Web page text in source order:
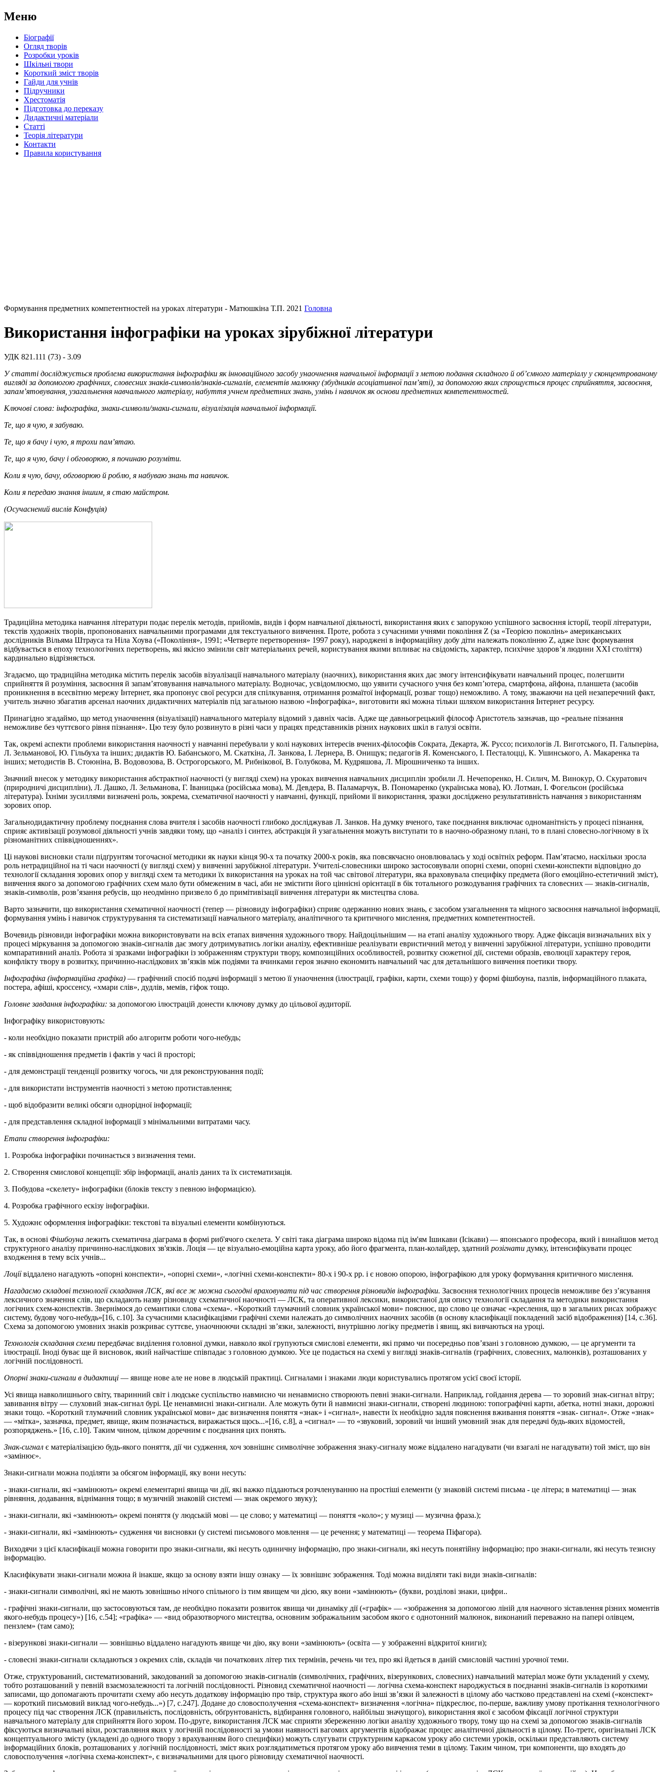
Меню
Біографії
Огляд творів
Розробки уроків
Шкільні твори
Короткий зміст творів
Гайди для учнів
Підручники
Хрестоматія
Підготовка до переказу
Дидактичні матеріали
Статті
Теорія літератури
Контакти
Правила користування
Формування предметних компетентностей на уроках літератури - Матюшкіна Т.П. 2021 Головна
Використання інфографіки на уроках зірубіжної літератури
УДК 821.111 (73) - 3.09
У статті досліджується проблема використання інфографіки як інноваційного засобу унаочнення навчальної інформації з метою подання складного й об’ємного матеріалу у сконцентрованому
вигляді за допомогою графічних, словесних знаків-символів/знаків-сигналів, елементів малюнку (збудників асоціативної пам’яті), за допомогою яких спрощується процес сприйняття, засвоєння,
запам’ятовування, узагальнення навчального матеріалу, набуття учнем предметних знань, умінь і навичок як основи предметних компетентностей.
Ключові слова: інфографіка, знаки-символи/знаки-сигнали, візуалізація навчальної інформації.
Те, що я чую, я забуваю.
Те, що я бачу і чую, я трохи пам’ятаю.
Те, що я чую, бачу і обговорюю, я починаю розуміти.
Коли я чую, бачу, обговорюю й роблю, я набуваю знань та навичок.
Коли я передаю знання іншим, я стаю майстром.
(Осучаснений вислів Конфуція)
Традиційна методика навчання літератури подає перелік методів, прийомів, видів і форм навчальної діяльності, використання яких є запорукою успішного засвоєння історії, теорії літератури,
текстів художніх творів, пропонованих навчальними програмами для текстуального вивчення. Проте, робота з сучасними учнями покоління Z (за «Теорією поколінь» американських
дослідників Вільяма Штрауса та Ніла Хоува («Покоління», 1991; «Четверте перетворення» 1997 року), народжені в інформаційну добу діти належать поколінню Z, адже їхнє формування
відбувається в епоху технологічних перетворень, які якісно змінили світ матеріальних речей, користування якими впливає на свідомість, характер, психічне здоров’я людини ХХІ століття)
кардинально відрізняється.
Згадаємо, що традиційна методика містить перелік засобів візуалізації навчального матеріалу (наочних), використання яких дає змогу інтенсифікувати навчальний процес, полегшити
сприйняття й розуміння, засвоєння й запам’ятовування навчального матеріалу. Водночас, усвідомлюємо, що уявити сучасного учня без комп’ютера, смартфона, айфона, планшета (засобів
проникнення в всесвітню мережу Інтернет, яка пропонує свої ресурси для спілкування, отримання розмаїтої інформації, розваг тощо) неможливо. А тому, зважаючи на цей незаперечний факт,
учитель значно збагатив арсенал наочних дидактичних матеріалів під загальною назвою «Інфографіка», виготовити які можна тільки шляхом використання Інтернет ресурсу.
Принагідно згадаймо, що метод унаочнення (візуалізації) навчального матеріалу відомий з давніх часів. Адже ще давньогрецький філософ Аристотель зазначав, що «реальне пізнання
неможливе без чуттєвого рівня пізнання». Цю тезу було розвинуто в різні часи у працях представників різних наукових шкіл в галузі освіти.
Так, окремі аспекти проблеми використання наочності у навчанні перебували у колі наукових інтересів вчених-філософів Сократа, Декарта, Ж. Руссо; психологів Л. Виготського, П. Гальперіна,
Л. Зельманової, Ю. Гільбуха та інших; дидактів Ю. Бабанського, М. Скаткіна, Л. Занкова, І. Лернера, В. Онищук; педагогів Я. Коменського, І. Песталоцці, К. Ушинського, A. Макаренка та
інших; методистів В. Стоюніна, В. Водовозова, B. Острогорського, М. Рибнікової, В. Голубкова, М. Кудряшова, Л. Мірошниченко та інших.
Значний внесок у методику використання абстрактної наочності (у вигляді схем) на уроках вивчення навчальних дисциплін зробили Л. Нечепоренко, Н. Силич, М. Винокур, О. Скуратович
(природничі дисципліни), Л. Дашко, Л. Зельманова, Г. Іваницька (російська мова), М. Девдера, В. Паламарчук, В. Пономаренко (українська мова), Ю. Лотман, І. Фогельсон (російська
література). Їхніми зусиллями визначені роль, зокрема, схематичної наочності у навчанні, функції, прийоми її використання, зразки досліджено результативність навчання з використанням
зорових опор.
Загальнодидактичну проблему поєднання слова вчителя і засобів наочності глибоко досліджував Л. Занков. На думку вченого, таке поєднання виключає одноманітність у процесі пізнання,
сприяє активізації розумової діяльності учнів завдяки тому, що «аналіз і синтез, абстракція й узагальнення можуть виступати то в наочно-образному плані, то в плані словесно-логічному в їх
різноманітних співвідношеннях».
Ці наукові висновки стали підґрунтям тогочасної методики як науки кінця 90-х та початку 2000-х років, яка повсякчасно оновлювалась у ході освітніх реформ. Пам’ятаємо, наскільки зросла
роль нетрадиційної на ті часи наочності (у вигляді схем) у вивченні зарубіжної літератури. Учителі-словесники широко застосовували опорні схеми, опорні схеми-конспекти відповідно до
технології складання зорових опор у вигляді схем та методики їх використання на уроках на той час світової літератури, яка враховувала специфіку предмета (його емоційно-естетичний зміст),
вивчення якого за допомогою графічних схем мало бути обмеженим в часі, аби не змістити його ціннісні орієнтації в бік тотального розкодування графічних та словесних — знаків-сигналів,
знаків-символів, розв’язання ребусів, що неодмінно призвело б до примітивізації вивчення літератури як мистецтва слова.
Варто зазначити, що використання схематичної наочності (тепер — різновиду інфографіки) сприяє одержанню нових знань, є засобом узагальнення та міцного засвоєння навчальної інформації,
формування умінь і навичок структурування та систематизації навчального матеріалу, аналітичного та критичного мислення, предметних компетентностей.
Вочевидь різновиди інфографіки можна використовувати на всіх етапах вивчення художнього твору. Найдоцільнішим — на етапі аналізу художнього твору. Адже фіксація визначальних віх у
процесі міркування за допомогою знаків-сигналів дає змогу дотримуватись логіки аналізу, ефективніше реалізувати евристичний метод у вивченні зарубіжної літератури, успішно проводити
компаративний аналіз. Робота зі зразками інфографіки із зображенням структури твору, композиційних особливостей, розвитку сюжетної дії, системи образів, еволюції характеру героя,
конфлікту твору в розвитку, причинно-наслідкових зв’язків між подіями та вчинками героя значно економить навчальний час для детальнішого вивчення поетики твору.
Інфографіка (інформаційна графіка) — графічний спосіб подачі інформації з метою її унаочнення (ілюстрації, графіки, карти, схеми тощо) у формі фішбоуна, пазлів, інформаційного плаката,
постера, афіші, кроссенсу, «хмари слів», дудлів, мемів, гіфок тощо.
Головне завдання інфографіки: за допомогою ілюстрацій донести ключову думку до цільової аудиторії.
Інфографіку використовують:
- коли необхідно показати пристрій або алгоритм роботи чого-небудь;
- як співвідношення предметів і фактів у часі й просторі;
- для демонстрації тенденції розвитку чогось, чи для реконструювання події;
- для використати інструментів наочності з метою протиставлення;
- щоб відобразити великі обсяги однорідної інформації;
- для представлення складної інформації з мінімальними витратами часу.
Етапи створення інфографіки:
1. Розробка інфографіки починається з визначення теми.
2. Створення смислової концепції: збір інформації, аналіз даних та їх систематизація.
3. Побудова «скелету» інфографіки (блоків тексту з певною інформацією).
4. Розробка графічного ескізу інфографіки.
5. Художнє оформлення інфографіки: текстові та візуальні елементи комбінуються.
Так, в основі Фішбоуна лежить схематична діаграма в формі риб'ячого скелета. У світі така діаграма широко відома під ім'ям Ішикави (Ісікави) — японського професора, який і винайшов метод
структурного аналізу причинно-наслідкових зв'язків. Лоція — це візуально-емоційна карта уроку, або його фрагмента, план-колайдер, здатний розігнати думку, інтенсифікувати процес
входження в тему всіх учнів...
Лоціївіддалено нагадують «опорні конспекти», «опорні схеми», «логічні схеми-конспекти» 80-х і 90-х рр. і є новою опорою, інфографікою для уроку формування критичного мислення.
Нагадаємо складові технології складання ЛСК, які все ж можна сьогодні враховувати під час створення різновидів інфографіки. Засвоєння технологічних процесів неможливе без з’ясування
лексичного значення слів, що складають назву різновиду схематичної наочності — ЛСК, та оперативної лексики, використаної для опису технології складання та методики використання
логічних схем-конспектів. Звернімося до семантики слова «схема». «Короткий тлумачний словник української мови» пояснює, що слово це означає «креслення, що в загальних рисах зображує
систему, будову чого-небудь»[16, с.10]. За сучасними класифікаціями графічні схеми належать до символічних наочних засобів (в основу класифікації покладений засіб відображення) [14, с.36].
Схема за допомогою умовних знаків розкриває суттєве, унаочнюючи складні зв’язки, залежності, внутрішню логіку предметів і явищ, які вивчаються на уроці.
Технологія складання схеми передбачає виділення головної думки, навколо якої групуються смислові елементи, які прямо чи посередньо пов’язані з головною думкою, — це аргументи та
ілюстрації. Іноді буває ще й висновок, який найчастіше співпадає з головною думкою. Усе це подається на схемі у вигляді знаків-сигналів (графічних, словесних, малюнків), розташованих у
логічній послідовності.
Опорні знаки-сигнали в дидактиці — явище нове але не нове в людській практиці. Сигналами і знаками люди користувались протягом усієї своєї історії.
Усі явища навколишнього світу, тваринний світ і людське суспільство навмисно чи ненавмисно створюють певні знаки-сигнали. Наприклад, гойдання дерева — то зоровий знак-сигнал вітру;
завивання вітру — слуховий знак-сигнал бурі. Це ненавмисні знаки-сигнали. Але можуть бути й навмисні знаки-сигнали, створені людиною: топографічні карти, абетка, нотні знаки, дорожні
знаки тощо. «Короткий тлумачний словник української мови» дає визначення поняття «знак» і «сигнал», навести їх необхідно задля пояснення вживання поняття «знак- сигнал». Отже «знак»
— «мітка», зазначка, предмет, явище, яким позначається, виражається щось...»[16, с.8], а «сигнал» — то «звуковий, зоровий чи інший умовний знак для передачі будь-яких відомостей,
розпоряджень.» [16, с.10]. Таким чином, цілком доречним є поєднання цих понять.
Знак-сигнал є матеріалізацією будь-якого поняття, дії чи судження, хоч зовнішнє символічне зображення знаку-сигналу може віддалено нагадувати (чи взагалі не нагадувати) той зміст, що він
«замінює».
Знаки-сигнали можна поділяти за обсягом інформації, яку вони несуть:
- знаки-сигнали, які «замінюють» окремі елементарні явища чи дії, які важко піддаються розчленуванню на простіші елементи (у знаковій системі письма - це літера; в математиці — знак
рівняння, додавання, віднімання тощо; в музичній знаковій системі — знак окремого звуку);
- знаки-сигнали, які «замінюють» окремі поняття (у людській мові — це слово; у математиці — поняття «коло»; у музиці — музична фраза.);
- знаки-сигнали, які «замінюють» судження чи висновки (у системі письмового мовлення — це речення; у математиці — теорема Піфагора).
Виходячи з цієї класифікації можна говорити про знаки-сигнали, які несуть одиничну інформацію, про знаки-сигнали, які несуть понятійну інформацію; про знаки-сигнали, які несуть тезисну
інформацію.
Класифікувати знаки-сигнали можна й інакше, якщо за основу взяти іншу ознаку — їх зовнішнє зображення. Тоді можна виділяти такі види знаків-сигналів:
- знаки-сигнали символічні, які не мають зовнішньо нічого спільного із тим явищем чи дією, яку вони «замінюють» (букви, розділові знаки, цифри..
- графічні знаки-сигнали, що застосовуються там, де необхідно показати розвиток явища чи динаміку дії («графік» — «зображення за допомогою ліній для наочного зіставлення різних моментів
якого-небудь процесу») [16, с.54]; «графіка» — «вид образотворчого мистецтва, основним зображальним засобом якого є однотонний малюнок, виконаний переважно на папері олівцем,
пензлем» (там само);
- візерункові знаки-сигнали — зовнішньо віддалено нагадують явище чи дію, яку вони «замінюють» (освіта — у зображенні відкритої книги);
- словесні знаки-сигнали складаються з окремих слів, складів чи початкових літер тих термінів, речень чи тез, про які йдеться в даній смисловій частині урочної теми.
Отже, структурований, систематизований, закодований за допомогою знаків-сигналів (символічних, графічних, візерункових, словесних) навчальний матеріал може бути укладений у схему,
тобто розташований у певній взаємозалежності та логічній послідовності. Різновид схематичної наочності — логічна схема-конспект народжується в поєднанні знаків-сигналів із короткими
записами, що допомагають прочитати схему або несуть додаткову інформацію про твір, структура якого або інші зв’язки й залежності в цілому або частково представлені на схемі («конспект»
— короткий письмовий виклад чого-небудь...») [7, с.247]. Додане до словосполучення «схема-конспект» визначення «логічна» підкреслює, по-перше, важливу умову протікання технологічного
процесу під час створення ЛСК (правильність, послідовність, обґрунтованість, відбирання головного, найбільш значущого), використання якої є засобом фіксації логічної структури
навчального матеріалу для сприйняття його зором. По-друге, використання ЛСК має сприяти збереженню логіки аналізу художнього твору, тому що на схемі за допомогою знаків-сигналів
фіксуються визначальні віхи, розставляння яких у логічній послідовності за умови наявності вагомих аргументів відображає процес аналітичної діяльності в цілому. По-третє, оригінальні ЛСК
концептуального змісту (укладені до одного твору з врахуванням його специфіки) можуть слугувати структурним каркасом уроку або системи уроків, оскільки представляють систему
інформаційних блоків, розташованих у логічній послідовності, зміст яких розглядатиметься протягом уроку або вивчення теми в цілому. Таким чином, три компоненти, що входять до
словосполучення «логічна схема-конспект», є визначальними для цього різновиду схематичної наочності.